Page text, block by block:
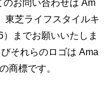
お問い合わせは Am
東芝ライフスタイルキ
までお願いいたしま
それらのロゴは Ama
商標です。